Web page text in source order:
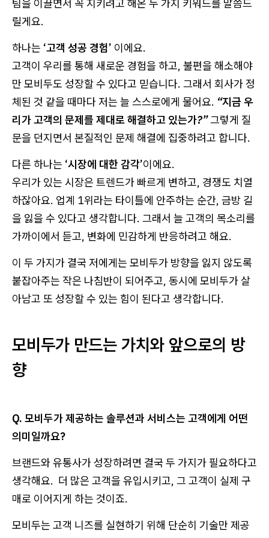
팀을 이끌면서 꼭 지키려고 해온 두 가지 키워드를 말씀드
릴게요.
하나는 ‘고객 성공 경험’ 이에요.
고객이 우리를 통해 새로운 경험을 하고, 불편을 해소해야
만 모비두도 성장할 수 있다고 믿습니다. 그래서 회사가 정
체된 것 같을 때마다 저는 늘 스스로에게 물어요. “지금 우
리가 고객의 문제를 제대로 해결하고 있는가?”그렇게 질
문을 던지면서 본질적인 문제 해결에 집중하려고 합니다.
다른 하나는 ‘시장에 대한 감각’이에요.
우리가 있는 시장은 트렌드가 빠르게 변하고, 경쟁도 치열
하잖아요. 업계 1위라는 타이틀에 안주하는 순간, 금방 길
을 잃을 수 있다고 생각합니다. 그래서 늘 고객의 목소리를
가까이에서 듣고, 변화에 민감하게 반응하려고 해요.
이 두 가지가 결국 저에게는 모비두가 방향을 잃지 않도록
붙잡아주는 작은 나침반이 되어주고, 동시에 모비두가 살
아남고 또 성장할 수 있는 힘이 된다고 생각합니다.
모비두가 만드는 가치와 앞으로의 방
향
Q. 모비두가 제공하는 솔루션과 서비스는 고객에게 어떤
의미일까요?
브랜드와 유통사가 성장하려면 결국 두 가지가 필요하다고
생각해요. 더 많은 고객을 유입시키고, 그 고객이 실제 구
매로 이어지게 하는 것이죠.
모비두는 고객 니즈를 실현하기 위해 단순히 기술만 제공